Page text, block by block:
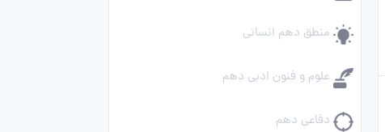
منطق دهم انسانی
علوم و فنون ادبی دهم
دفاعی دهم